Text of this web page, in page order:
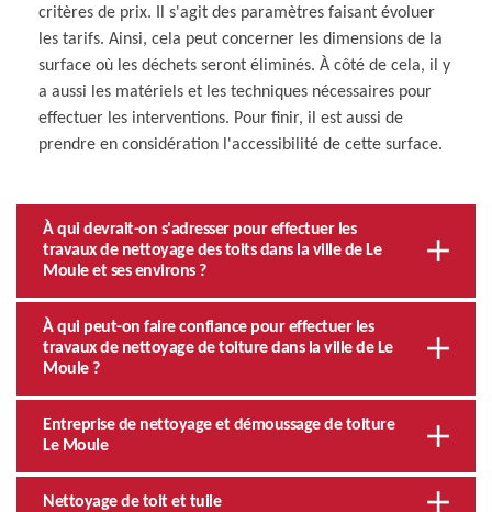
critères de prix. Il s'agit des paramètres faisant évoluer
les tarifs. Ainsi, cela peut concerner les dimensions de la
surface où les déchets seront éliminés. À côté de cela, il y
a aussi les matériels et les techniques nécessaires pour
effectuer les interventions. Pour finir, il est aussi de
prendre en considération l'accessibilité de cette surface.
À qui devrait-on s'adresser pour effectuer les
travaux de nettoyage des toits dans la ville de Le
Moule et ses environs ?
À qui peut-on faire confiance pour effectuer les
travaux de nettoyage de toiture dans la ville de Le
Moule ?
Entreprise de nettoyage et démoussage de toiture
Le Moule
Nettoyage de toit et tuile